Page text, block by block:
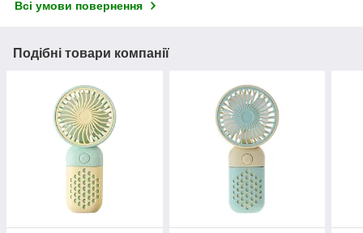
Всі умови повернення
Подібні товари компанії